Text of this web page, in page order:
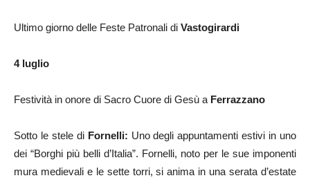
Ultimo giorno delle Feste Patronali di Vastogirardi
4 luglio
Festività in onore di Sacro Cuore di Gesù a Ferrazzano
Sotto le stele di Fornelli: Uno degli appuntamenti estivi in uno
dei “Borghi più belli d’Italia”. Fornelli, noto per le sue imponenti
mura medievali e le sette torri, si anima in una serata d’estate